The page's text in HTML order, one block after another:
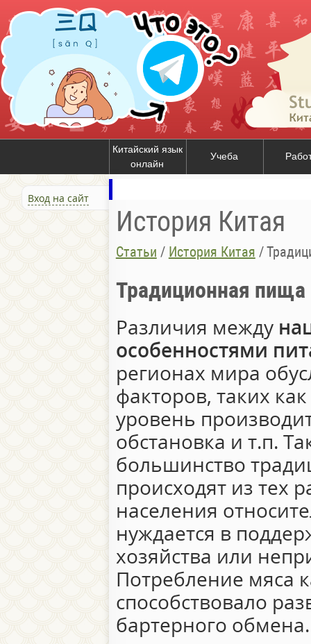
Китайский язык
онлайн
Учеба
Вход на сайт
История Китая
Статьи / История Китая /
Традиционная пища
Различия между
особенностями
регионах мира
факторов, таких
уровень
обстановка и т.п.
большинство
происходят из тех
населения
нуждается в
хозяйства или
Потребление мяса
способствовало
бартерного обмена.